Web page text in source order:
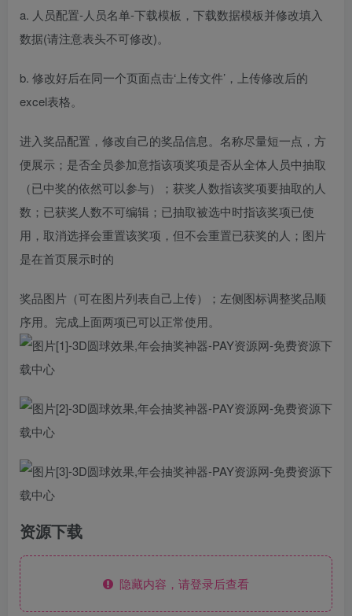
a. 人员配置-人员名单-下载模板，下载数据模板并修改填入
数据(请注意表头不可修改)。
b. 修改好后在同一个页面点击‘上传文件’，上传修改后的
excel表格。
进入奖品配置，修改自己的奖品信息。名称尽量短一点，方
便展示；是否全员参加意指该项奖项是否从全体人员中抽取
（已中奖的依然可以参与）；获奖人数指该奖项要抽取的人
数；已获奖人数不可编辑；已抽取被选中时指该奖项已使
用，取消选择会重置该奖项，但不会重置已获奖的人；图片
是在首页展示时的
奖品图片（可在图片列表自己上传）；左侧图标调整奖品顺
序用。完成上面两项已可以正常使用。
资源下载
隐藏内容，请登录后查看